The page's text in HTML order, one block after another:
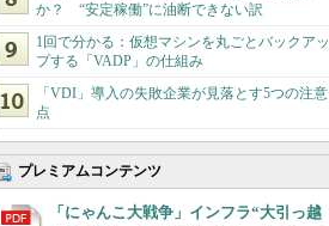
か？ “安定稼働”に油断できない訳
1回で分かる：仮想マシンを丸ごとバックアッ
プする「VADP」の仕組み
「VDI」導入の失敗企業が見落とす5つの注意
点
プレミアムコンテンツ
「にゃんこ大戦争」インフラ“大引っ越